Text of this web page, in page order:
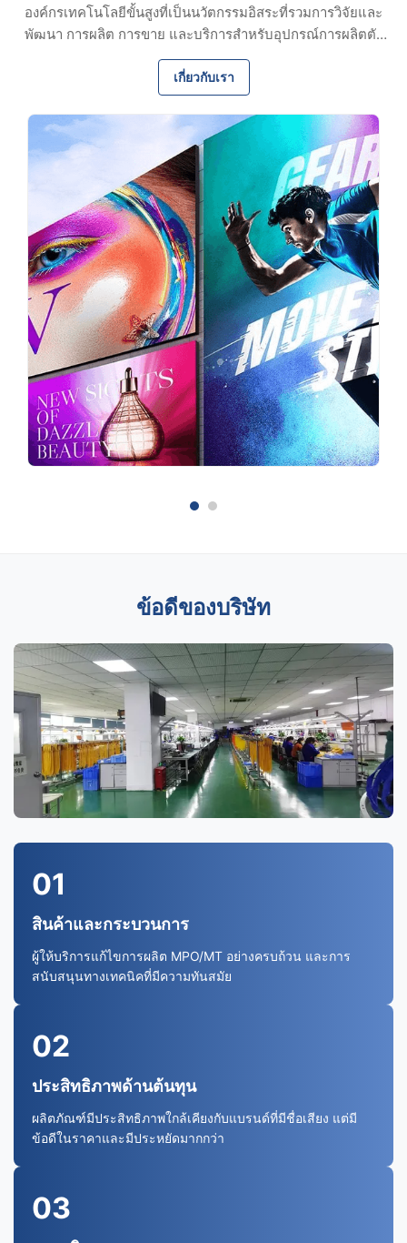
องค์กรเทคโนโลยีขั้นสูงที่เป็นนวัตกรรมอิสระที่รวมการวิจัยและ
พัฒนา การผลิต การขาย และบริการสำหรับอุปกรณ์การผลิตตัว
เชื่อมต่อใยแก้วนำแสง ด้วยความเชี่ยวชาญ 17 ปี เราจัดหาอุปกรณ์
ประสิทธิภาพสูงและโซลูชั่นที่ปรับแต่งให้แก่ลูกค้าทั่วโลก และได้
รับความไว้วางใจในระยะยาวด้วยคุณภาพที่เชื่อถือได้และบริการที่
มีประสิทธิภาพ
เกี่ยวกับเรา
ข้อดีของบริษัท
01
สินค้าและกระบวนการ
ผู้ให้บริการแก้ไขการผลิต MPO/MT อย่างครบถ้วน และการ
สนับสนุนทางเทคนิคที่มีความทันสมัย
02
ประสิทธิภาพด้านต้นทุน
ผลิตภัณฑ์มีประสิทธิภาพใกล้เคียงกับแบรนด์ที่มีชื่อเสียง แต่มี
ข้อดีในราคาและมีประหยัดมากกว่า
03